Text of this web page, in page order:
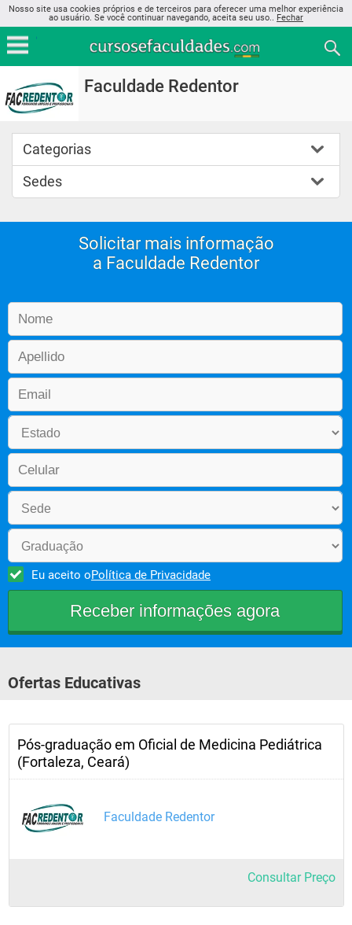
Nosso site usa cookies próprios e de terceiros para oferecer uma melhor experiência
ao usuário. Se você continuar navegando, aceita seu uso.. Fechar
Faculdade Redentor
Categorias
Sedes
Solicitar mais informação
a Faculdade Redentor
Eu aceito oPolítica de Privacidade
Ofertas Educativas
Pós-graduação em Oficial de Medicina Pediátrica
(Fortaleza, Ceará)
Faculdade Redentor
Consultar Preço